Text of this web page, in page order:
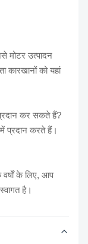
मोटर उत्पादन
कारखानों को यहां
कर सकते हैं?
प्रदान करते हैं।
के लिए, आप
है।